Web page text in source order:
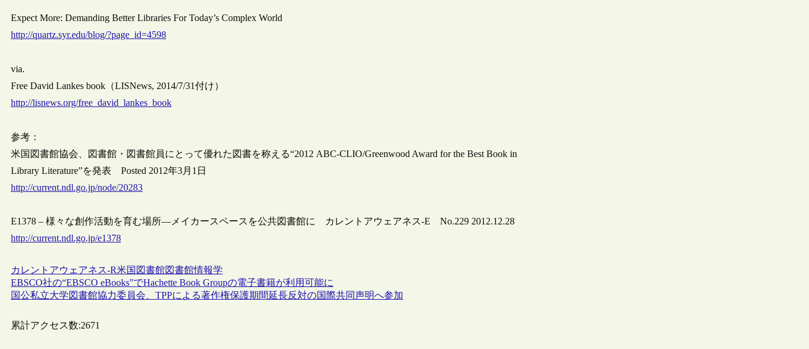
Expect More: Demanding Better Libraries For Today’s Complex World
http://quartz.syr.edu/blog/?page_id=4598
via.
Free David Lankes book（LISNews, 2014/7/31付け）
http://lisnews.org/free_david_lankes_book
参考：
米国図書館協会、図書館・図書館員にとって優れた図書を称える“2012 ABC-CLIO/Greenwood Award for the Best Book in
Library Literature”を発表 Posted 2012年3月1日
http://current.ndl.go.jp/node/20283
E1378 – 様々な創作活動を育む場所―メイカースペースを公共図書館に カレントアウェアネス-E No.229 2012.12.28
http://current.ndl.go.jp/e1378
カレントアウェアネス-R米国 図書館図書館情報学
EBSCO社の“EBSCO eBooks”でHachette Book Groupの電子書籍が利用可能に
国公私立大学図書館協力委員会、TPPによる著作権保護期間延長反対の国際共同声明へ参加
累計アクセス数:2671